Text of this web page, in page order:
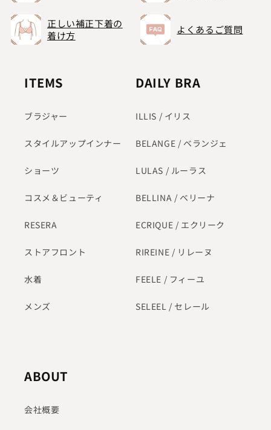
正しい補正下着の
着け方
よくあるご質問
ITEMS
ブラジャー
スタイルアップインナー
ショーツ
コスメ＆ビューティ
RESERA
ストアフロント
水着
メンズ
DAILY BRA
ILLIS / イリス
BELANGE / ベランジェ
LULAS / ルーラス
BELLINA / ベリーナ
ECRIQUE / エクリーク
RIREINE / リレーヌ
FEELE / フィーユ
SELEEL / セレール
ABOUT
会社概要